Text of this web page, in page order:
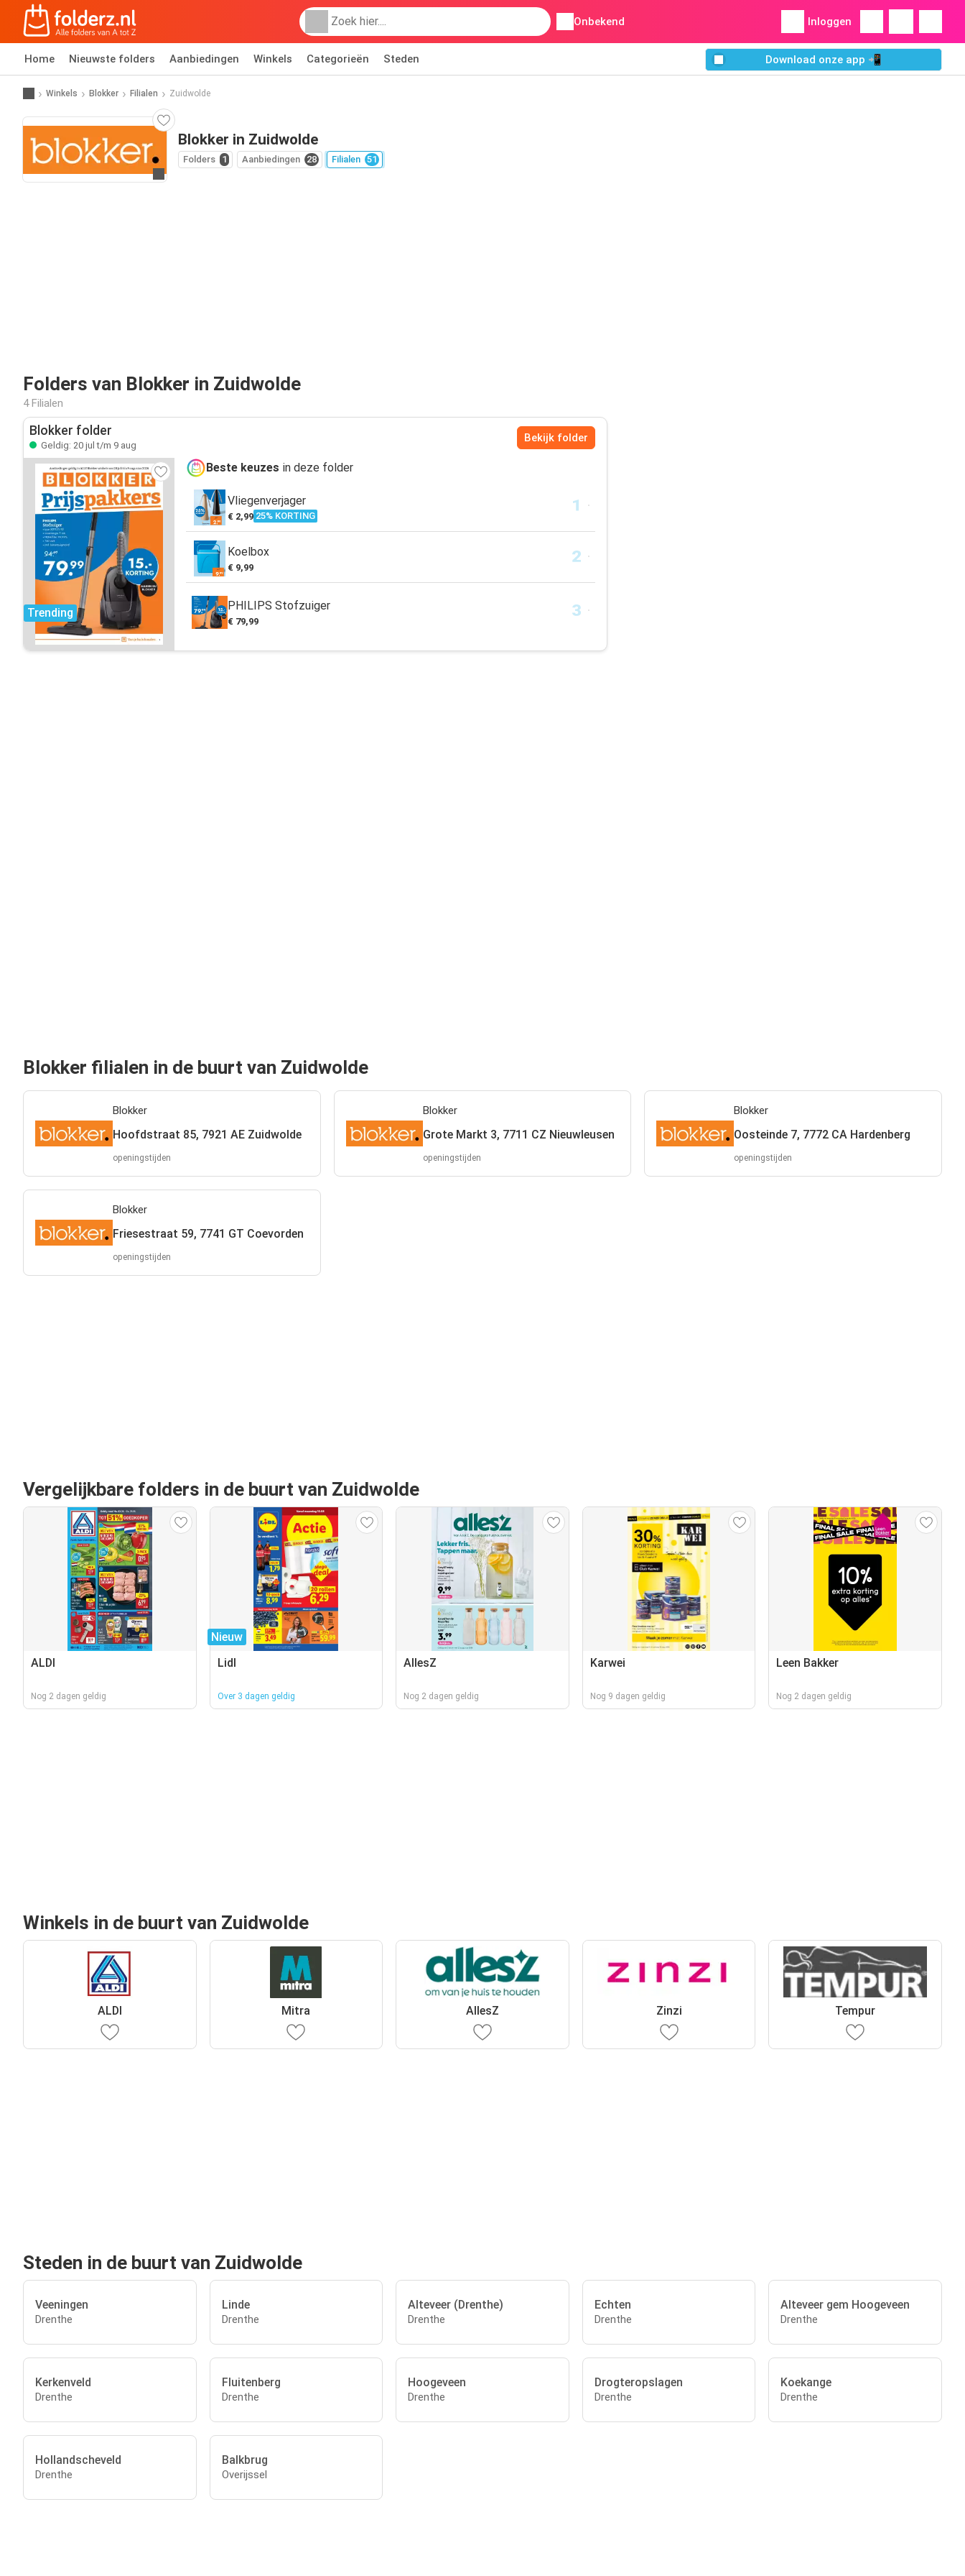
Onbekend Inloggen
Home Nieuwste folders Aanbiedingen Winkels Categorieën Steden Download onze app 📲
Winkels Blokker Filialen Zuidwolde
Ga naar website
Blokker in Zuidwolde
Folders 1 Aanbiedingen 28 Filialen 51
Folders van Blokker in Zuidwolde
4 Filialen
Blokker folder
Geldig: 20 jul t/m 9 aug
Bekijk folder
Trending
Beste keuzes in deze folder
Vliegenverjager
€ 2,99 25% KORTING
Koelbox
€ 9,99
PHILIPS Stofzuiger
€ 79,99
Blokker filialen in de buurt van Zuidwolde
Blokker
Hoofdstraat 85, 7921 AE Zuidwolde
openingstijden
Blokker
Grote Markt 3, 7711 CZ Nieuwleusen
openingstijden
Blokker
Oosteinde 7, 7772 CA Hardenberg
openingstijden
Blokker
Friesestraat 59, 7741 GT Coevorden
openingstijden
Vergelijkbare folders in de buurt van Zuidwolde
ALDI
Nog 2 dagen geldig
Nieuw
Lidl
Over 3 dagen geldig
AllesZ
Nog 2 dagen geldig
Karwei
Nog 9 dagen geldig
Leen Bakker
Nog 2 dagen geldig
Winkels in de buurt van Zuidwolde
ALDI Mitra AllesZ Zinzi Tempur
Steden in de buurt van Zuidwolde
Veeningen
Drenthe
Linde
Drenthe
Alteveer (Drenthe)
Drenthe
Echten
Drenthe
Alteveer gem Hoogeveen
Drenthe
Kerkenveld
Drenthe
Fluitenberg
Drenthe
Hoogeveen
Drenthe
Drogteropslagen
Drenthe
Koekange
Drenthe
Hollandscheveld
Drenthe
Balkbrug
Overijssel